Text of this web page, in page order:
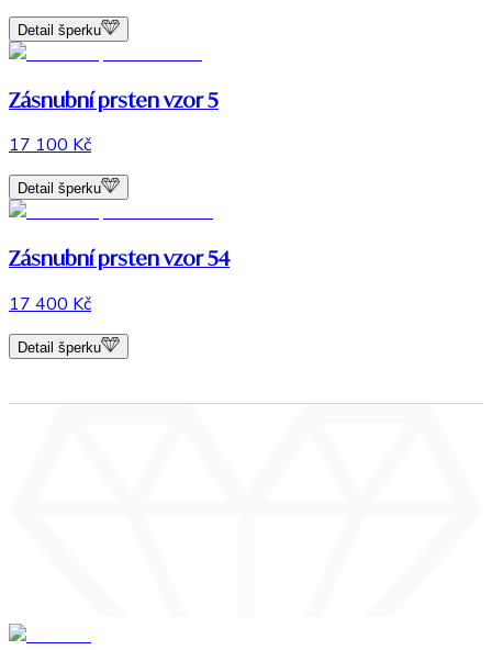
Detail šperku
Zásnubní prsten vzor 5
17 100 Kč
Detail šperku
Zásnubní prsten vzor 54
17 400 Kč
Detail šperku